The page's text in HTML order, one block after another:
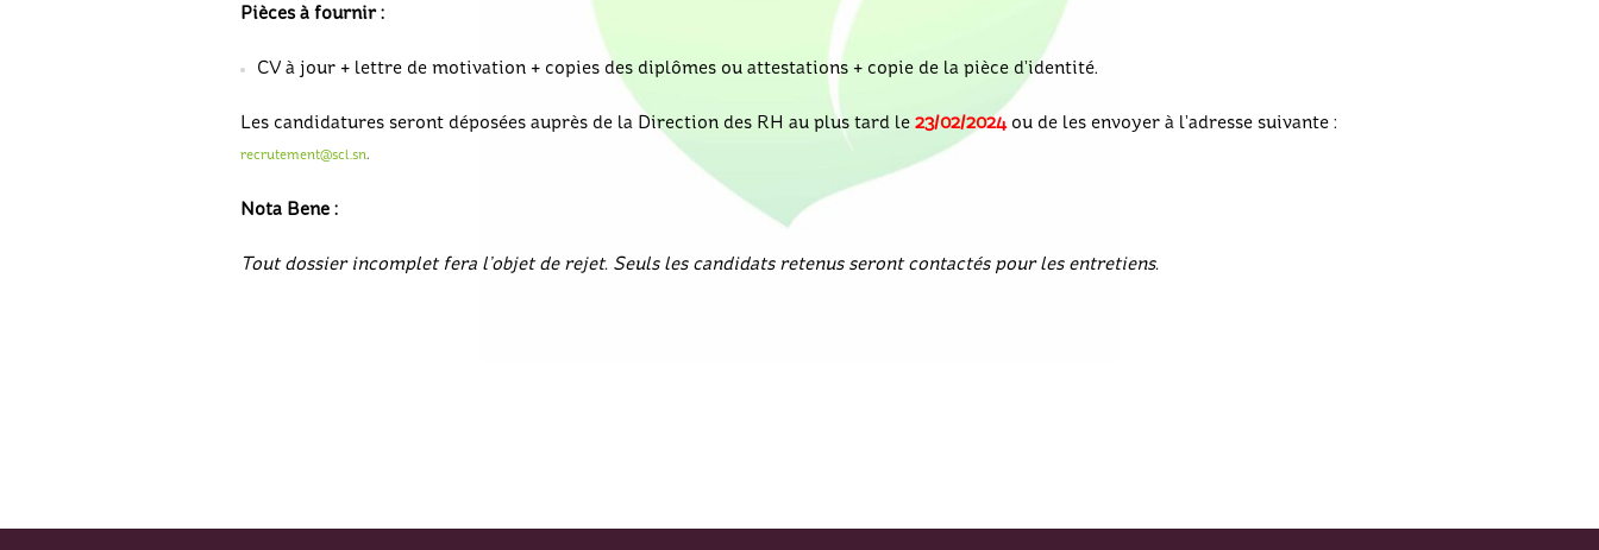
Pièces à fournir :
CV à jour + lettre de motivation + copies des diplômes ou attestations + copie de la pièce d’identité.
Les candidatures seront déposées auprès de la Direction des RH au plus tard le 23/02/2024 ou de les envoyer à l’adresse suivante :
recrutement@scl.sn.
Nota Bene :
Tout dossier incomplet fera l’objet de rejet. Seuls les candidats retenus seront contactés pour les entretiens.